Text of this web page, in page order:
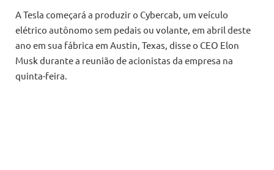
A Tesla começará a produzir o Cybercab, um veículo
elétrico autônomo sem pedais ou volante, em abril deste
ano em sua fábrica em Austin, Texas, disse o CEO Elon
Musk durante a reunião de acionistas da empresa na
quinta-feira.